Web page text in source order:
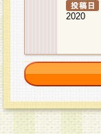
2020